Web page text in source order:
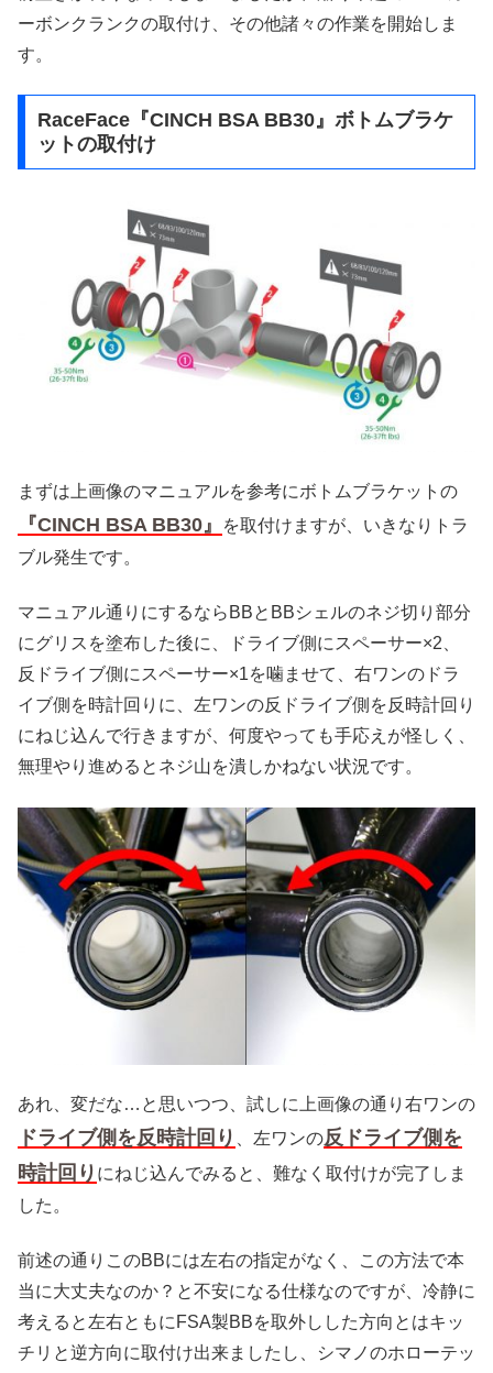
ーボンクランクの取付け、その他諸々の作業を開始しま
す。
RaceFace『CINCH BSA BB30』ボトムブラケ
ットの取付け
まずは上画像のマニュアルを参考にボトムブラケットの
『CINCH BSA BB30』
を取付けますが、いきなりトラ
ブル発生です。
マニュアル通りにするならBBとBBシェルのネジ切り部分
にグリスを塗布した後に、ドライブ側にスペーサー×2、
反ドライブ側にスペーサー×1を噛ませて、右ワンのドラ
イブ側を時計回りに、左ワンの反ドライブ側を反時計回り
にねじ込んで行きますが、何度やっても手応えが怪しく、
無理やり進めるとネジ山を潰しかねない状況です。
あれ、変だな…と思いつつ、試しに上画像の通り右ワンの
ドライブ側を反時計回り 、左ワンの反ドライブ側を
時計回り にねじ込んでみると、難なく取付けが完了しま
した。
前述の通りこのBBには左右の指定がなく、この方法で本
当に大丈夫なのか？と不安になる仕様なのですが、冷静に
考えると左右ともにFSA製BBを取外しした方向とはキッ
チリと逆方向に取付け出来ましたし、シマノのホローテッ